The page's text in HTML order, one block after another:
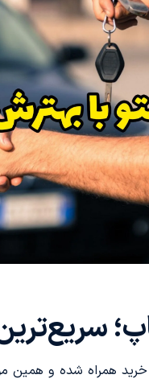
همراه شده و همین